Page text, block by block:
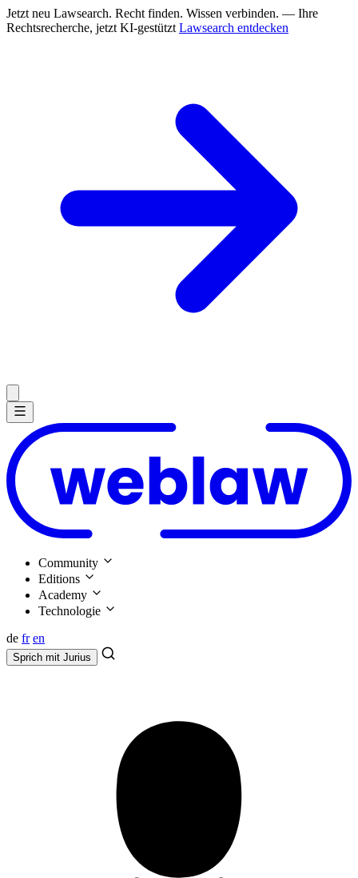
Jetzt neu Lawsearch. Recht finden. Wissen verbinden. — Ihre
Rechtsrecherche, jetzt KI-gestützt Lawsearch entdecken
Community
Editions
Academy
Technologie
de fr en
Sprich mit Jurius